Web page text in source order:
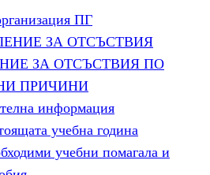
ПГ
ЗА ОТСЪСТВИЯ
ЗА ОТСЪСТВИЯ ПО
ПРИЧИНИ
информация
учебна година
учебни помагала и